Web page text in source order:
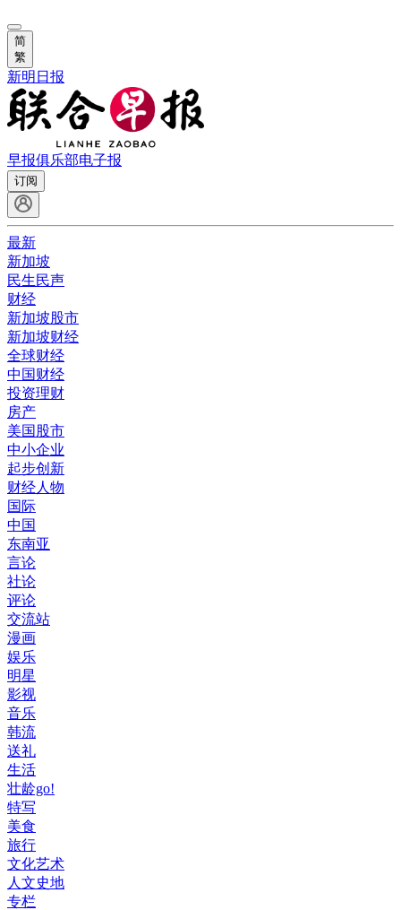
简
繁
新明日报
早报俱乐部电子报
订阅
最新
新加坡
民生民声
财经
新加坡股市
新加坡财经
全球财经
中国财经
投资理财
房产
美国股市
中小企业
起步创新
财经人物
国际
中国
东南亚
言论
社论
评论
交流站
漫画
娱乐
明星
影视
音乐
韩流
送礼
生活
壮龄go!
特写
美食
旅行
文化艺术
人文史地
专栏